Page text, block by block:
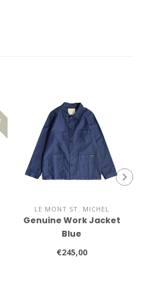
LE MONT ST. MICHEL
Genuine Work Jacket
Blue
€245,00